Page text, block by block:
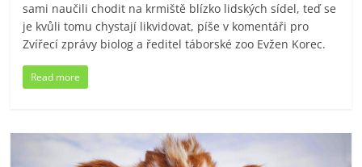
sami naučili chodit na krmiště blízko lidských sídel, teď se
je kvůli tomu chystají likvidovat, píše v komentáři pro
Zvířecí zprávy biolog a ředitel táborské zoo Evžen Korec.
Read more